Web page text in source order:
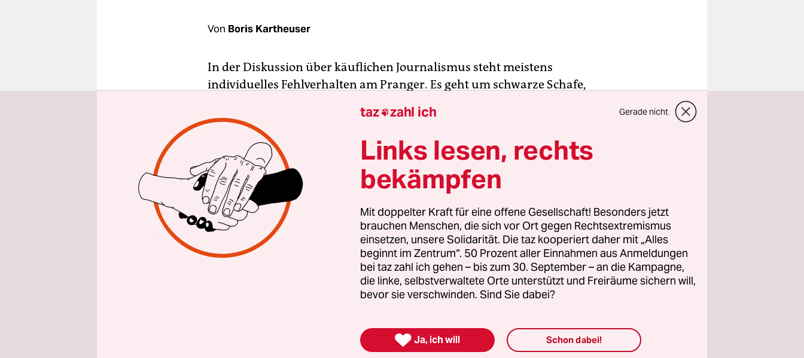
Von Boris Kartheuser
In der Diskussion über käuflichen Journalismus steht meistens
individuelles Fehlverhalten am Pranger. Es geht um schwarze Schafe,
gegen persönliche Vorteile eingetauscht haben – ganz gleich, ob es sich
dabei um bezahlte Reisen oder privilegierten Zugang zu
Informationen handelt.
Doch diese Diskussion greift zu kurz. Denn immer wieder lassen sich
ganze Redaktionen Inhalte diktieren, ohne dies ausreichend kenntlich
zu machen. Mal geschieht dies in Eigenregie, mal auf Druck von
Verlagsleitungen oder Anzeigenabteilungen.
taz zahl ich Gerade nicht
Links lesen, rechts
bekämpfen
Mit doppelter Kraft für eine offene Gesellschaft! Besonders jetzt
brauchen Menschen, die sich vor Ort gegen Rechtsextremismus
einsetzen, unsere Solidarität. Die taz kooperiert daher mit „Alles
beginnt im Zentrum“. 50 Prozent aller Einnahmen aus Anmeldungen
bei taz zahl ich gehen – bis zum 30. September – an die Kampagne,
die linke, selbstverwaltete Orte unterstützt und Freiräume sichern will,
bevor sie verschwinden. Sind Sie dabei?
 Ja, ich will Schon dabei!